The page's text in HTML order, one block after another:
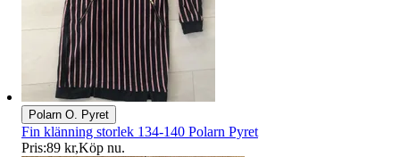
Polarn O. Pyret
Fin klänning storlek 134-140 Polarn Pyret
Pris:89 kr,Köp nu.